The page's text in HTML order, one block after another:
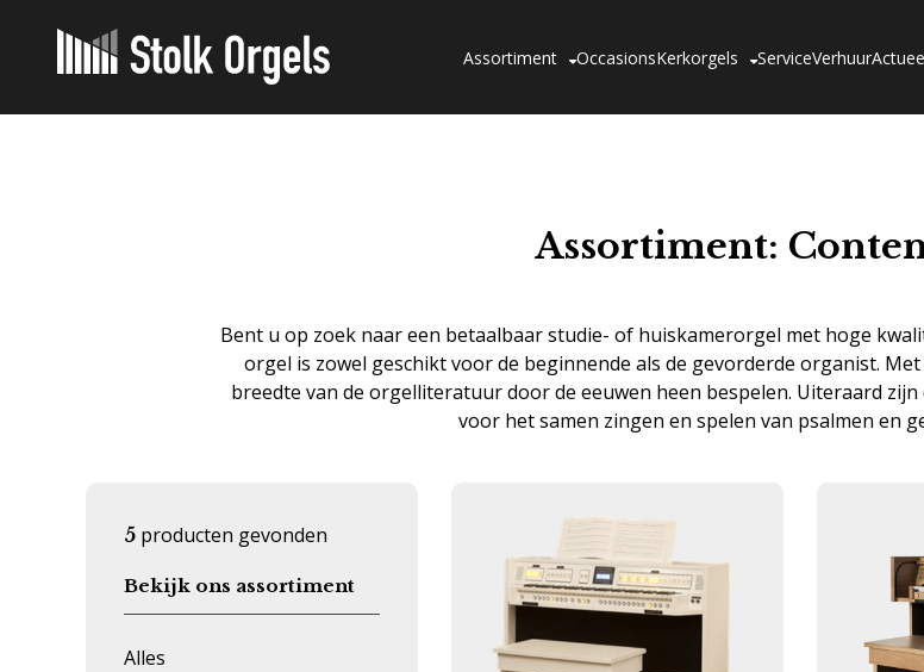
Assortiment OccasionsKerkorgels ServiceVerhuur
Assortiment:
Bent u op zoek naar een betaalbaar studie- of huiskamerorgel met hoge
orgel is zowel geschikt voor de beginnende als de gevorderde organist.
breedte van de orgelliteratuur door de eeuwen heen bespelen. Uiteraard
voor het samen zingen en spelen van psalmen en
5 producten gevonden
Bekijk ons assortiment
Alles